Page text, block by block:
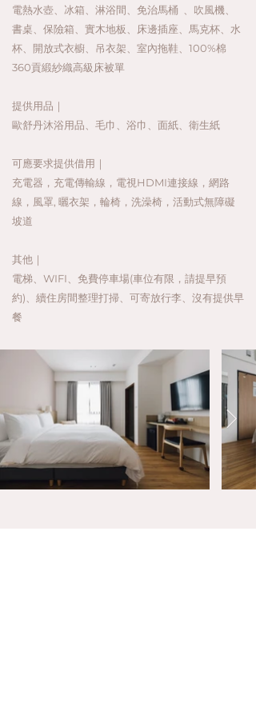
電熱水壺、冰箱、淋浴間、免治馬桶 、吹風機、
書桌、保險箱、實木地板、床邊插座、馬克杯、水
杯、開放式衣櫥、吊衣架、室內拖鞋、100%棉
360貢緞紗織高級床被單
​提供用品｜
歐舒丹沐浴用品、毛巾、浴巾、面紙、衛生紙
可應要求提供借用｜
充電器，充電傳輸線，電視HDMI連接線，網路
線，風罩, 曬衣架，輪椅，洗澡椅，活動式無障礙
坡道
其他｜
電梯、WIFI、免費停車場(車位有限，請提早預
約)、續住房間整理打掃、可寄放行李、沒有提供早
餐